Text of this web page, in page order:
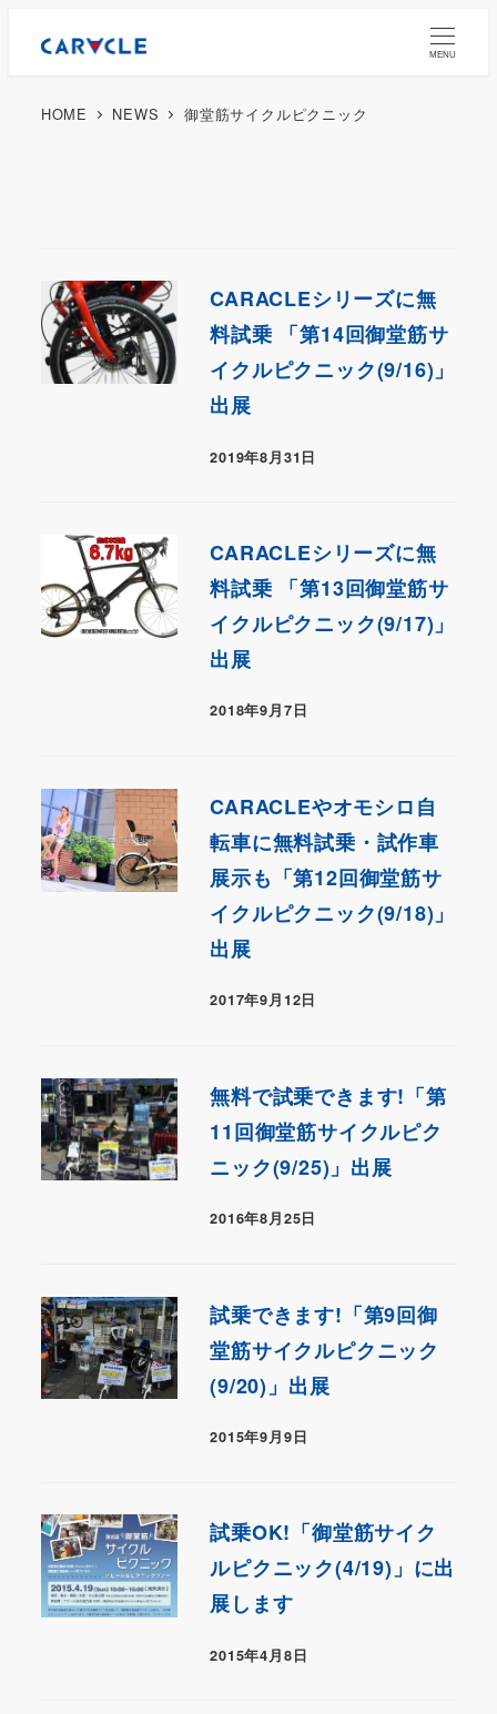
MENU
HOME NEWS 御堂筋サイクルピクニック
CARACLEシリーズに無
料試乗 「第14回御堂筋サ
イクルピクニック(9/16)」
出展
2019年8月31日
CARACLEシリーズに無
料試乗 「第13回御堂筋サ
イクルピクニック(9/17)」
出展
2018年9月7日
CARACLEやオモシロ自
転車に無料試乗・試作車
展示も「第12回御堂筋サ
イクルピクニック(9/18)」
出展
2017年9月12日
無料で試乗できます!「第
11回御堂筋サイクルピク
ニック(9/25)」出展
2016年8月25日
試乗できます!「第9回御
堂筋サイクルピクニック
(9/20)」出展
2015年9月9日
試乗OK!「御堂筋サイク
ルピクニック(4/19)」に出
展します
2015年4月8日